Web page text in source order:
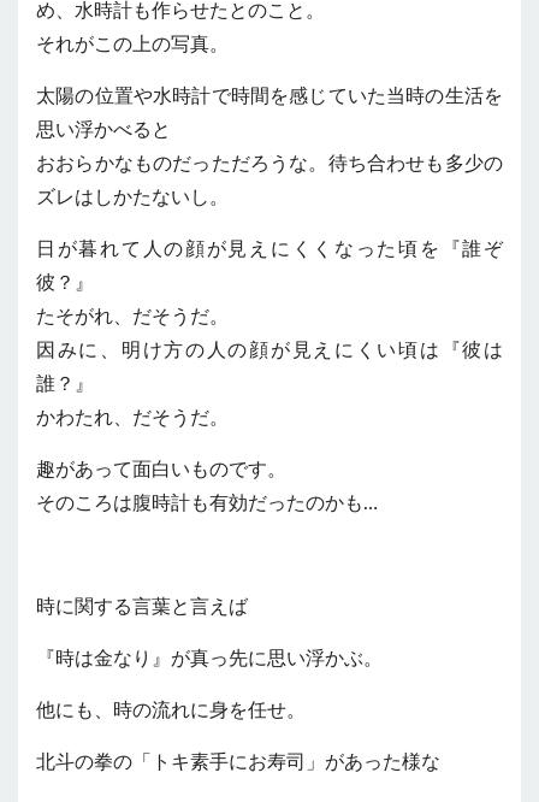
め、水時計も作らせたとのこと。
それがこの上の写真。
太陽の位置や水時計で時間を感じていた当時の生活を
思い浮かべると
おおらかなものだっただろうな。待ち合わせも多少の
ズレはしかたないし。
日が暮れて人の顔が見えにくくなった頃を『誰ぞ
彼？』
たそがれ、だそうだ。
因みに、明け方の人の顔が見えにくい頃は『彼は
誰？』
かわたれ、だそうだ。
趣があって面白いものです。
そのころは腹時計も有効だったのかも…
時に関する言葉と言えば
『時は金なり』が真っ先に思い浮かぶ。
他にも、時の流れに身を任せ。
北斗の拳の 「トキ素手にお寿司」があった様な